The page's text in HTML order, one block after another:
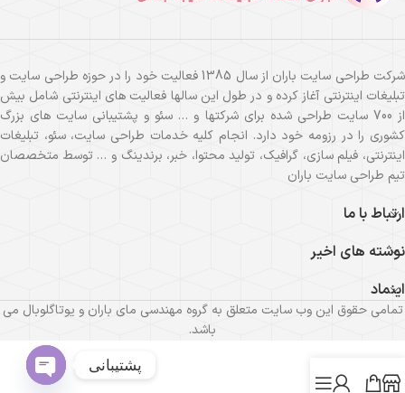
شرکت طراحی سایت باران از سال 1385 فعالیت خود را در حوزه طراحی سایت و
تبلیغات اینترنتی آغاز کرده و در طول این سالها فعالیت های اینترنتی شامل بیش
از 700 سایت طراحی شده برای شرکتها و … سئو و پشتیبانی سایت های بزرگ
کشوری را در رزومه خود دارد. انجام کلیه خدمات طراحی سایت، سئو، تبلیغات
اینترنتی، فیلم سازی، گرافیک، تولید محتوا، خبر، برندینگ و … توسط متخصصان
تیم طراحی سایت باران
ارتباط با ما
نوشته های اخیر
اینماد
تمامی حقوق این وب سایت متعلق به گروه مهندسی مای باران و یوتاگلوبال می
باشد.
پشتیبانی